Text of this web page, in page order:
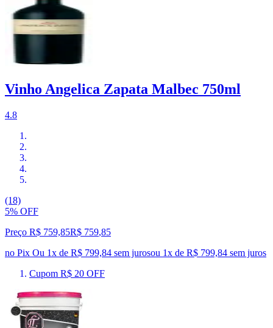
Vinho Angelica Zapata Malbec 750ml
4.8
(18)
5% OFF
Preço R$ 759,85R$ 759,85
no Pix Ou 1x de R$ 799,84 sem jurosou 1x de R$ 799,84 sem juros
Cupom R$ 20 OFF